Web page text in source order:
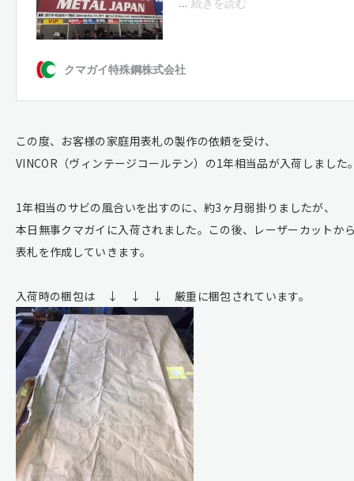
この度、お客様の家庭用表札の製作の依頼を受け、
VINCOR（ヴィンテージコールテン）の1年相当品が入荷しました
1年相当のサビの風合いを出すのに、約3ヶ月弱掛りましたが、
本日無事クマガイに入荷されました。この後、レーザーカットか
表札を作成していきます。
入荷時の梱包は ↓ ↓ ↓ 厳重に梱包されています。